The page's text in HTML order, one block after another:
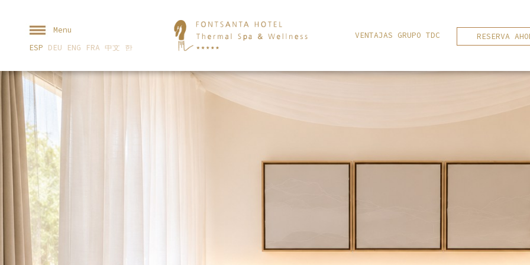
Menu
ESP DEU ENG FRA 中文 한
VENTAJAS GRUPO TDC RESERVA